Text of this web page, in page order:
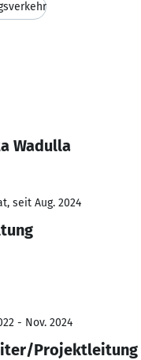
Wadulla
seit Aug. 2024
- Nov. 2024
Projektleitung